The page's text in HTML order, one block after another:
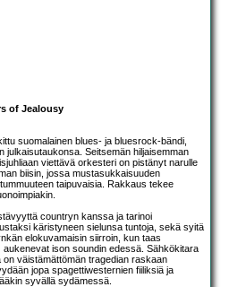
of Jealousy
suomalainen blues- ja bluesrock-bändi,
julkaisutaukonsa. Seitsemän hiljaisemman
viettävä orkesteri on pistänyt narulle
biisin, jossa mustasukkaisuuden
taipuvaisia. Rakkaus tekee
countryn kanssa ja tarinoi
käristyneen sielunsa tuntoja, sekä syitä
elokuvamaisin siirroin, kun taas
ison soundin edessä. Sähkökitara
väistämättömän tragedian raskaan
jopa spagettiwesternien fiiliksiä ja
syvällä sydämessä.